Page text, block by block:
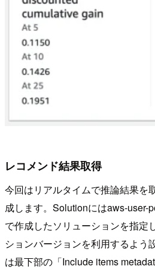
レコメンド結果取得
今回はリアルタイムで推論結果を
成します。Solutionにはaws-user-
で作成したソリューションを指定
ションバージョンを利用するよう
は最下部の「Include items